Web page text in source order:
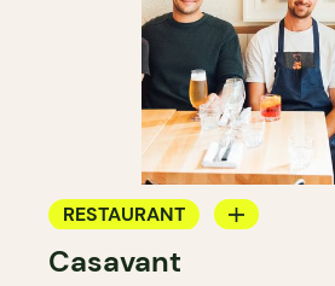
RESTAURANT
BAR À VIN
Casavant